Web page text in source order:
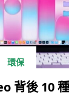
環保
背後 10